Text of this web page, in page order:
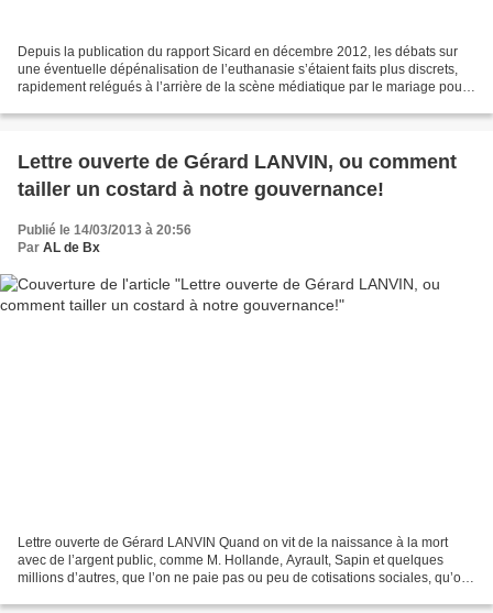
Depuis la publication du rapport Sicard en décembre 2012, les débats sur
une éventuelle dépénalisation de l’euthanasie s’étaient faits plus discrets,
rapidement relégués à l’arrière de la scène médiatique par le mariage pour
Lettre ouverte de Gérard LANVIN, ou comment
tailler un costard à notre gouvernance!
Publié le 14/03/2013 à 20:56
Par AL de Bx
Lettre ouverte de Gérard LANVIN Quand on vit de la naissance à la mort
avec de l’argent public, comme M. Hollande, Ayrault, Sapin et quelques
millions d’autres, que l’on ne paie pas ou peu de cotisations sociales, qu’on